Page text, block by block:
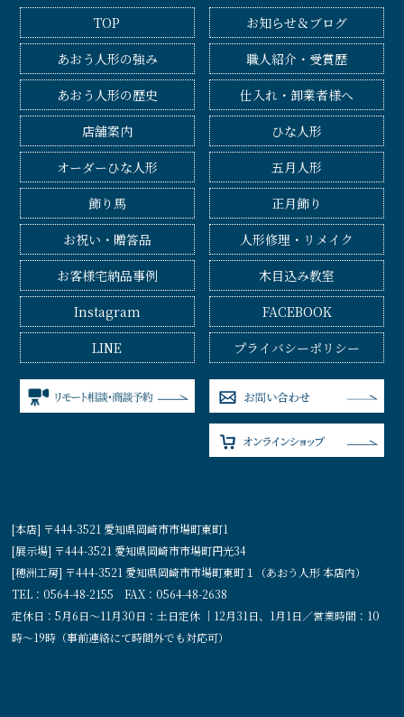
TOP
お知らせ＆ブログ
あおう人形の強み
職人紹介・受賞歴
あおう人形の歴史
仕入れ・卸業者様へ
店舗案内
ひな人形
オーダーひな人形
五月人形
飾り馬
正月飾り
お祝い・贈答品
人形修理・リメイク
お客様宅納品事例
木目込み教室
Instagram
FACEBOOK
LINE
プライバシーポリシー
[本店] 〒444-3521 愛知県岡崎市市場町東町1
[展示場] 〒444-3521 愛知県岡崎市市場町円光34
[穂洲工房] 〒444-3521 愛知県岡崎市市場町東町１（あおう人形 本店内）
TEL：0564-48-2155 FAX：0564-48-2638
定休日：5月6日〜11月30日：土日定休 ｜12月31日、1月1日／営業時間：10
時〜19時（事前連絡にて時間外でも対応可）